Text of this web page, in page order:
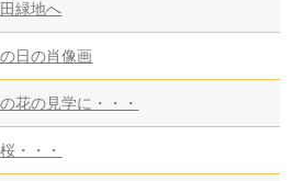
緑地へ
日の肖像画
花の見学に・・・
・・・